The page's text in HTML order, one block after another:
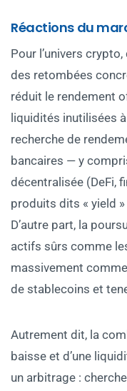
Réactions du
Pour l’univers
des retombées
réduit le rendement
liquidités inutilisées
recherche de
bancaires — y
décentralisée (DeFi,
produits dits « yield
D’autre part, la
actifs sûrs comme
massivement
de stablecoins et
Autrement dit, la
baisse et d’une
un arbitrage :